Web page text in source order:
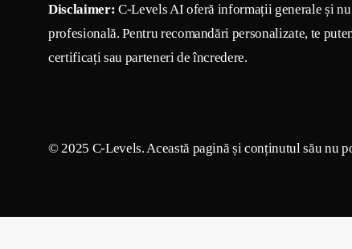
Disclaimer: C-Levels AI oferă informații generale și
profesională. Pentru recomandări personalizate, te
certificați sau parteneri de încredere.
© 2025 C-Levels. Această pagină și conținutul său nu